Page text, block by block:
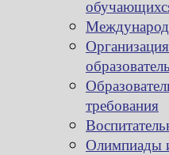
требования
Олимпиады